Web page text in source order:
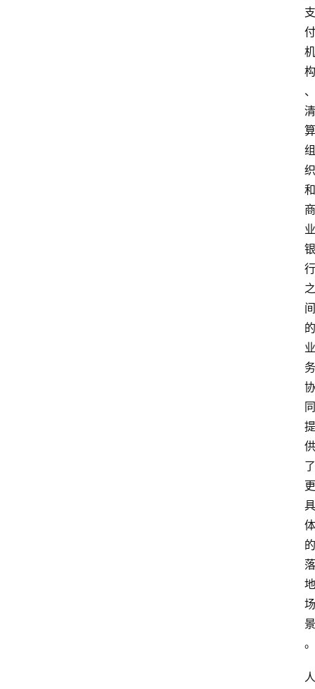
支
付
机
构
、
清
算
组
织
和
商
业
银
行
之
间
的
业
务
协
同
提
供
了
更
具
体
的
落
地
场
景
。
人